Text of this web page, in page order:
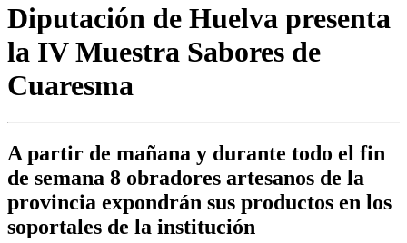
Diputación de Huelva presenta
la IV Muestra Sabores de
Cuaresma
A partir de mañana y durante todo el fin
de semana 8 obradores artesanos de la
provincia expondrán sus productos en los
soportales de la institución